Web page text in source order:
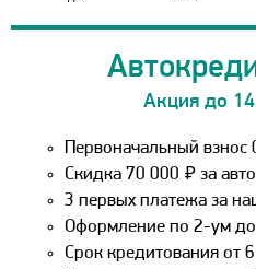
Акция до
Первоначальный взнос
Скидка 70 000 ₽ за
3 первых платежа за
Оформление по 2-ум
Срок кредитования от